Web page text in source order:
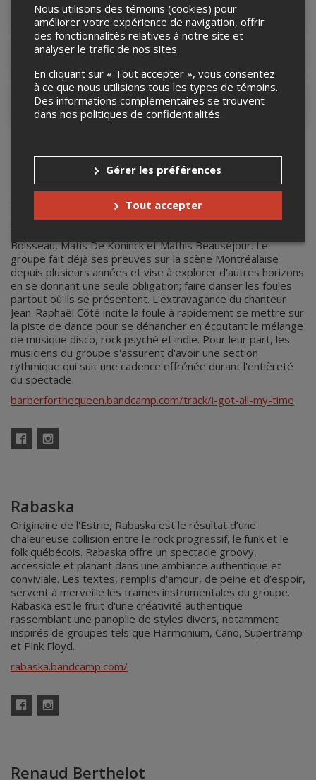
Détails de l'événement
Lieu de l'événement
Contacter l'organisateur
Barber For The Queen
Barber for the Queen revient en force après leur épopée
disco avec l'album ''BABA'' en ajoutant des sonorités rock
alternatif à leur rythmes funky. Le jeune quintette est formé
en 2017 par Jean-Raphaël Côté et Zachary Beaudoin pour se
faire rejoindre éventuellement pour les musiciens Simon
Boisseau, Matis De Koninck et Mathis Beauséjour. Le
groupe fait déjà ses preuves sur la scène Montréalaise
depuis plusieurs années et vise à explorer d'autres horizons
en se donnant une seule obligation; faire danser les foules
partout où ils se présentent. L'extravagance du chanteur
Jean-Raphaël Côté incite la foule à rapidement se mettre sur
la piste de dance pour se déhancher en écoutant le mélange
de musique disco, rock psyché et indie. Pour leur part, les
musiciens du groupe s'assurent d'avoir une section
rythmique qui suit une cadence effrénée durant l'entièreté
du spectacle.
barberforthequeen.bandcamp.com/track/i-got-all-my-time
Rabaska
Originaire de l'Estrie, Rabaska est le résultat d’une
chaleureuse collision entre le rock progressif, le funk et le
folk québécois. Rabaska offre un spectacle groovy,
accessible et planant dans une ambiance authentique et
conviviale. Les textes, remplis d'amour, de peine et d’espoir,
servent à merveille les trames instrumentales du groupe.
Rabaska est le fruit d'une créativité authentique
rassemblant une panoplie de styles divers, notamment
inspirés de groupes tels que Harmonium, Cano, Supertramp
et Pink Floyd.
rabaska.bandcamp.com/
Renaud Berthelot
Nous utilisons des témoins (cookies) pour
améliorer votre expérience de navigation, offrir
des fonctionnalités relatives à notre site et
analyser le trafic de nos sites.
En cliquant sur « Tout accepter », vous consentez
à ce que nous utilisions tous les types de témoins.
Des informations complémentaires se trouvent
dans nos politiques de confidentialités.
Gérer les préférences
Tout accepter